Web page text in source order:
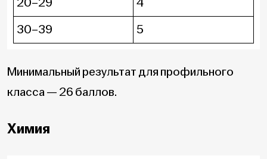
30–39
5
Минимальный результат для профильного
класса — 26 баллов.
Химия